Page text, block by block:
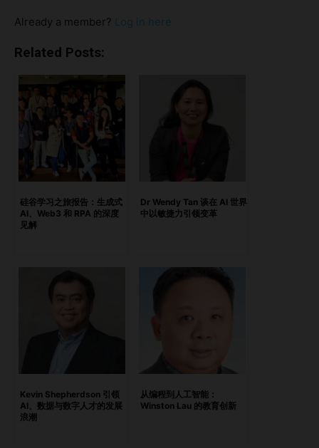
的思考：在伦理与紧迫性之间
Bmt8j?si=afcbff20f2e54d7b 从全球政策到大胆行动 问： 在
HUX AI？为什么是现在？ 答： HUX AI 的想法源于我多年来
在学术界、产业界和公共部门观察到的鸿沟。太多时候，我们
看到善意的伦理和治理原则，却无法真正转化为可操作的工
具。在国家和国际层面参与AI政策工作后，我意识到在工程、
政策和伦理之间建立共同语言，不仅是一项挑战，更是一种必
要。 至于“为什么是现在”，这与时机和成熟度密切相关。我在
土耳其总统府及国际岗位上的经历，使我具备了所需的技能、
洞察力和准备去迈出这一步。再加上对实用、合乎伦理的AI治
的方式治理AI系统。在把治理原则转化为可操作工具的过程
中，你遇到的早期挑战是什么？ 答： 最大的挑战之一就是如
何让跨职能团队围绕共同目标协作。将抽象的治理或伦理理念
之间寻找平衡，并实现文化上的一致性。 HUX AI 的工具旨在
把技术系统和人类价值观结合在一起，而这需要积极的沟通。
少的一步。 在全球经验的基础上，为本地需求设计 Dr. Merve
出席 2024 年在塞尔维亚举行的 GPAI 峰会 —— 全球领导者
Already a member? Log in here
Related Posts:
硅谷学习之旅报告：生成式
AI、Web3 和 RPA 的深度
见解
Dr Wendy Tan 谈在 AI 世界
中以敏捷力引领变革
Kevin Shepherdson 引领
AI、数据与数字人才的发展
浪潮
从编程到人工智能：
Winston Lau 的教育创新